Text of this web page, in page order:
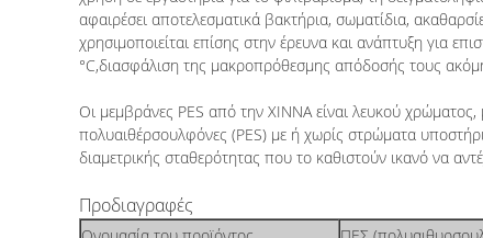
αφαιρέσει αποτελεσματικά βακτήρια, σωματίδια,
χρησιμοποιείται επίσης στην έρευνα και ανάπτυξη για
°C,διασφάλιση της μακροπρόθεσμης απόδοσής τους
Οι μεμβράνες PES από την XINNA είναι λευκού
πολυαιθέρσουλφόνες (PES) με ή χωρίς στρώματα
διαμετρικής σταθερότητας που το καθιστούν ικανό να
Προδιαγραφές